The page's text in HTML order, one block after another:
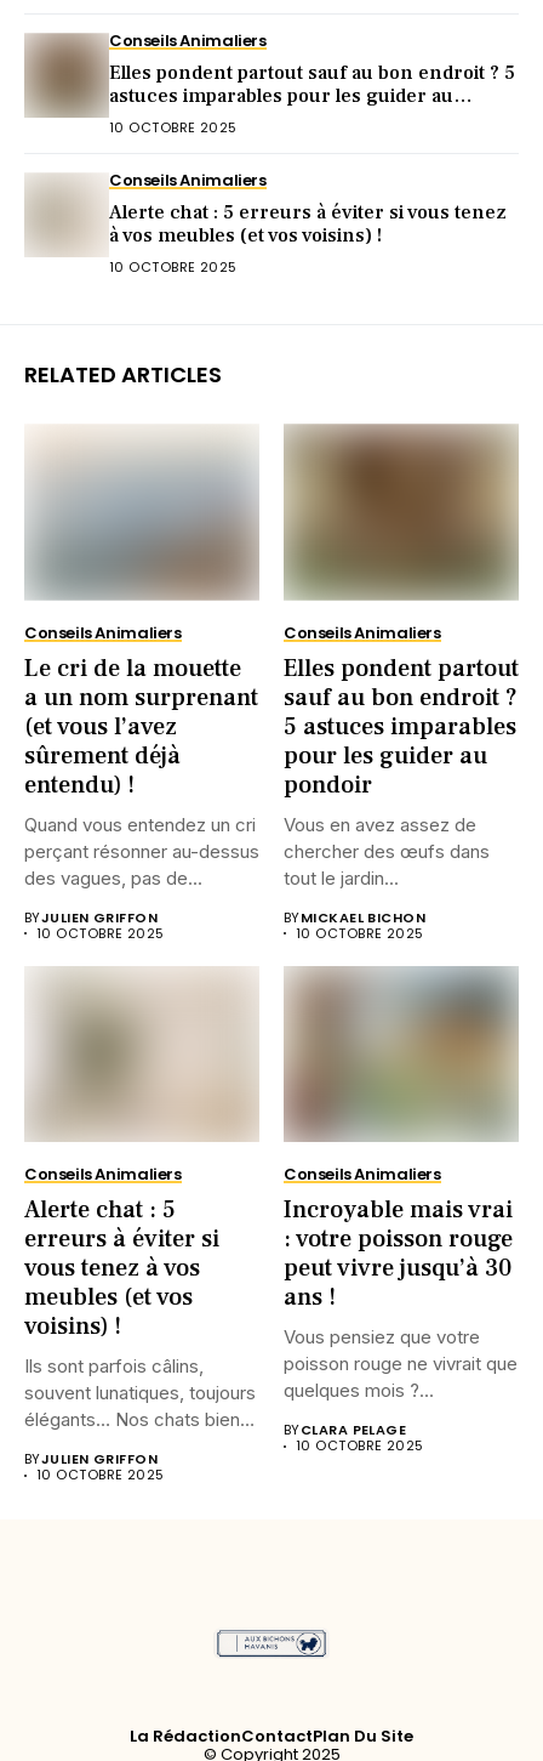
Conseils Animaliers
Elles pondent partout sauf au bon endroit ? 5
astuces imparables pour les guider au
pondoir
10 OCTOBRE 2025
Conseils Animaliers
Alerte chat : 5 erreurs à éviter si vous tenez
à vos meubles (et vos voisins) !
10 OCTOBRE 2025
RELATED ARTICLES
Conseils Animaliers
Le cri de la mouette
a un nom surprenant
(et vous l’avez
sûrement déjà
entendu) !
Quand vous entendez un cri
perçant résonner au-dessus
des vagues, pas de...
BYJULIEN GRIFFON
10 OCTOBRE 2025
Conseils Animaliers
Elles pondent partout
sauf au bon endroit ?
5 astuces imparables
pour les guider au
pondoir
Vous en avez assez de
chercher des œufs dans
tout le jardin...
BYMICKAEL BICHON
10 OCTOBRE 2025
Conseils Animaliers
Alerte chat : 5
erreurs à éviter si
vous tenez à vos
meubles (et vos
voisins) !
Ils sont parfois câlins,
souvent lunatiques, toujours
élégants… Nos chats bien-
BYJULIEN GRIFFON
10 OCTOBRE 2025
Conseils Animaliers
Incroyable mais vrai
: votre poisson rouge
peut vivre jusqu’à 30
ans !
Vous pensiez que votre
poisson rouge ne vivrait que
quelques mois ?...
BYCLARA PELAGE
10 OCTOBRE 2025
La RédactionContactPlan Du Site
© Copyright 2025